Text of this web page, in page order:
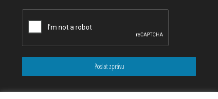
Poslat zprávu